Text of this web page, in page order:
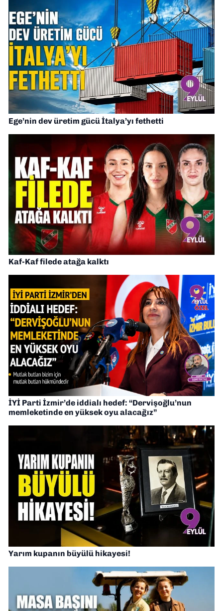
Ege’nin dev üretim gücü İtalya’yı fethetti
Kaf-Kaf filede atağa kalktı
İYİ Parti İzmir’de iddialı hedef: “Dervişoğlu’nun
memleketinde en yüksek oyu alacağız”
Yarım kupanın büyülü hikayesi!